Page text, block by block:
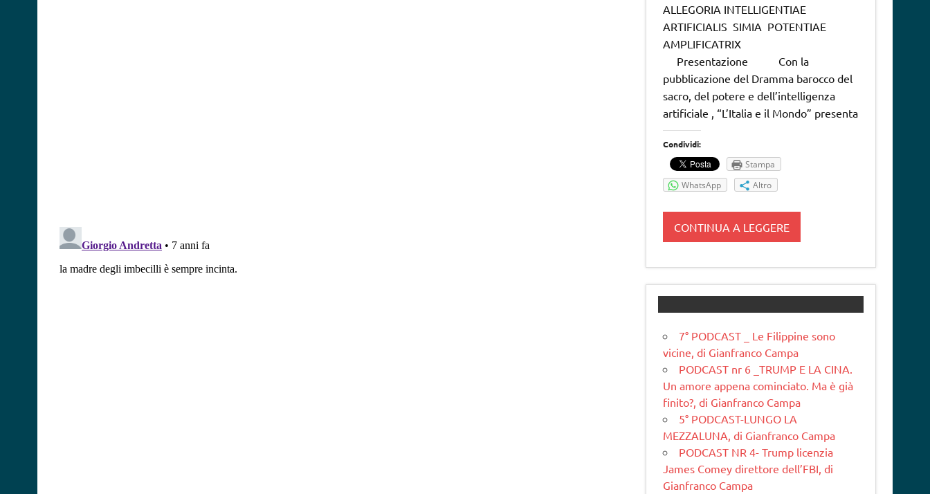
ALLEGORIA INTELLIGENTIAE
ARTIFICIALIS SIMIA POTENTIAE
AMPLIFICATRIX
Presentazione Con la
pubblicazione del Dramma barocco del
sacro, del potere e dell’intelligenza
artificiale , “L’Italia e il Mondo” presenta
Condividi:
Stampa
WhatsApp
Altro
CONTINUA A LEGGERE
7° PODCAST _ Le Filippine sono
vicine, di Gianfranco Campa
PODCAST nr 6 _TRUMP E LA CINA.
Un amore appena cominciato. Ma è già
finito?, di Gianfranco Campa
5° PODCAST-LUNGO LA
MEZZALUNA, di Gianfranco Campa
PODCAST NR 4- Trump licenzia
James Comey direttore dell’FBI, di
Gianfranco Campa